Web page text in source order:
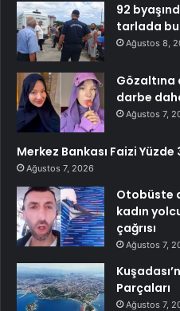
92
tarlada
Ağustos 8,
Gözaltına
darbe
Ağustos 7,
Merkez Bankası Faizi
Ağustos 7, 2026
Otobüste
kadın
çağrısı
Ağustos 7,
Parçaları
Ağustos 7,